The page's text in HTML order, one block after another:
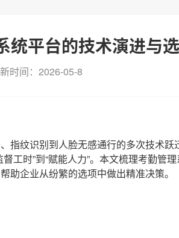
统平台的技术演进与
时间：2026-05-8
指纹识别到人脸无感通行的多次技术跃
时”到“赋能人力”。本文梳理考勤管
助企业从纷繁的选项中做出精准决策。